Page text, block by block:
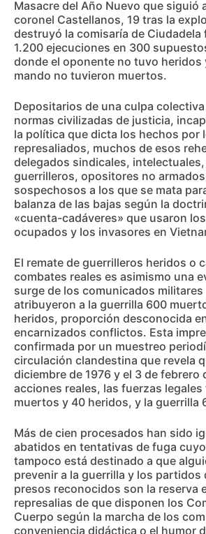
Masacre del Año Nuevo que siguió
coronel Castellanos, 19 tras la
destruyó la comisaría de Ciudadela
1.200 ejecuciones en 300
donde el oponente no tuvo heridos
mando no tuvieron muertos.
Depositarios de una culpa
normas civilizadas de justicia,
la política que dicta los hechos por
represaliados, muchos de esos
delegados sindicales,
guerrilleros, opositores no
sospechosos a los que se mata
balanza de las bajas según la
«cuenta-cadáveres» que usaron
ocupados y los invasores en
El remate de guerrilleros heridos o
combates reales es asimismo una
surge de los comunicados militares
atribuyeron a la guerrilla 600
heridos, proporción desconocida
encarnizados conflictos. Esta
confirmada por un muestreo
circulación clandestina que revela
diciembre de 1976 y el 3 de febrero
acciones reales, las fuerzas
muertos y 40 heridos, y la guerrilla
Más de cien procesados han sido
abatidos en tentativas de fuga
tampoco está destinado a que
prevenir a la guerrilla y los partidos
presos reconocidos son la reserva
represalias de que disponen los
Cuerpo según la marcha de los
conveniencia didáctica o el humor